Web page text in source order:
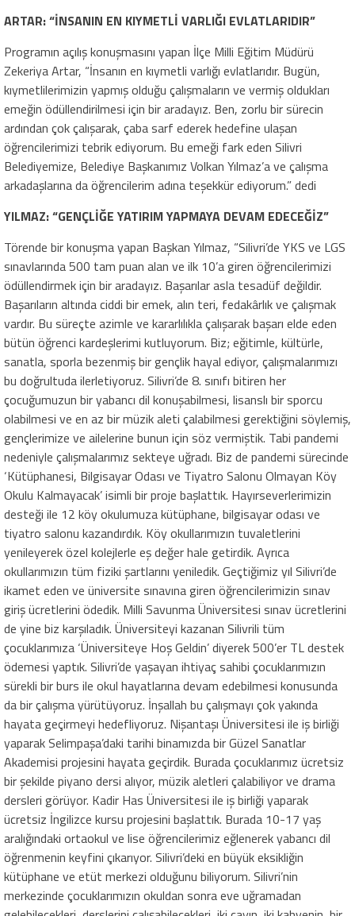
ARTAR: “İNSANIN EN KIYMETLİ VARLIĞI EVLATLARIDIR”
Programın açılış konuşmasını yapan İlçe Milli Eğitim Müdürü
Zekeriya Artar, “İnsanın en kıymetli varlığı evlatlarıdır. Bugün,
kıymetlilerimizin yapmış olduğu çalışmaların ve vermiş oldukları
emeğin ödüllendirilmesi için bir aradayız. Ben, zorlu bir sürecin
ardından çok çalışarak, çaba sarf ederek hedefine ulaşan
öğrencilerimizi tebrik ediyorum. Bu emeği fark eden Silivri
Belediyemize, Belediye Başkanımız Volkan Yılmaz’a ve çalışma
arkadaşlarına da öğrencilerim adına teşekkür ediyorum.” dedi
YILMAZ: “GENÇLİĞE YATIRIM YAPMAYA DEVAM EDECEĞİZ”
Törende bir konuşma yapan Başkan Yılmaz, “Silivri’de YKS ve LGS
sınavlarında 500 tam puan alan ve ilk 10’a giren öğrencilerimizi
ödüllendirmek için bir aradayız. Başarılar asla tesadüf değildir.
Başarıların altında ciddi bir emek, alın teri, fedakârlık ve çalışmak
vardır. Bu süreçte azimle ve kararlılıkla çalışarak başarı elde eden
bütün öğrenci kardeşlerimi kutluyorum. Biz; eğitimle, kültürle,
sanatla, sporla bezenmiş bir gençlik hayal ediyor, çalışmalarımızı
bu doğrultuda ilerletiyoruz. Silivri’de 8. sınıfı bitiren her
çocuğumuzun bir yabancı dil konuşabilmesi, lisanslı bir sporcu
olabilmesi ve en az bir müzik aleti çalabilmesi gerektiğini söylemiş,
gençlerimize ve ailelerine bunun için söz vermiştik. Tabi pandemi
nedeniyle çalışmalarımız sekteye uğradı. Biz de pandemi sürecinde
‘Kütüphanesi, Bilgisayar Odası ve Tiyatro Salonu Olmayan Köy
Okulu Kalmayacak’ isimli bir proje başlattık. Hayırseverlerimizin
desteği ile 12 köy okulumuza kütüphane, bilgisayar odası ve
tiyatro salonu kazandırdık. Köy okullarımızın tuvaletlerini
yenileyerek özel kolejlerle eş değer hale getirdik. Ayrıca
okullarımızın tüm fiziki şartlarını yeniledik. Geçtiğimiz yıl Silivri’de
ikamet eden ve üniversite sınavına giren öğrencilerimizin sınav
giriş ücretlerini ödedik. Milli Savunma Üniversitesi sınav ücretlerini
de yine biz karşıladık. Üniversiteyi kazanan Silivrili tüm
çocuklarımıza ‘Üniversiteye Hoş Geldin’ diyerek 500’er TL destek
ödemesi yaptık. Silivri’de yaşayan ihtiyaç sahibi çocuklarımızın
sürekli bir burs ile okul hayatlarına devam edebilmesi konusunda
da bir çalışma yürütüyoruz. İnşallah bu çalışmayı çok yakında
hayata geçirmeyi hedefliyoruz. Nişantaşı Üniversitesi ile iş birliği
yaparak Selimpaşa’daki tarihi binamızda bir Güzel Sanatlar
Akademisi projesini hayata geçirdik. Burada çocuklarımız ücretsiz
bir şekilde piyano dersi alıyor, müzik aletleri çalabiliyor ve drama
dersleri görüyor. Kadir Has Üniversitesi ile iş birliği yaparak
ücretsiz İngilizce kursu projesini başlattık. Burada 10-17 yaş
aralığındaki ortaokul ve lise öğrencilerimiz eğlenerek yabancı dil
öğrenmenin keyfini çıkarıyor. Silivri’deki en büyük eksikliğin
kütüphane ve etüt merkezi olduğunu biliyorum. Silivri’nin
merkezinde çocuklarımızın okuldan sonra eve uğramadan